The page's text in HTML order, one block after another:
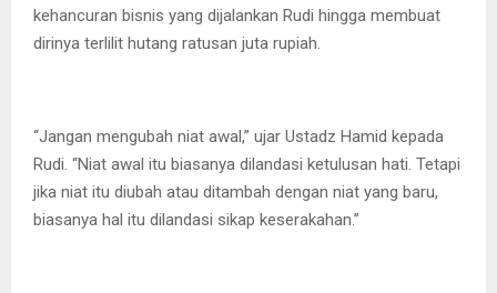
kehancuran bisnis yang dijalankan Rudi hingga membuat
dirinya terlilit hutang ratusan juta rupiah.
“Jangan mengubah niat awal,” ujar Ustadz Hamid kepada
Rudi. “Niat awal itu biasanya dilandasi ketulusan hati. Tetapi
jika niat itu diubah atau ditambah dengan niat yang baru,
biasanya hal itu dilandasi sikap keserakahan.”